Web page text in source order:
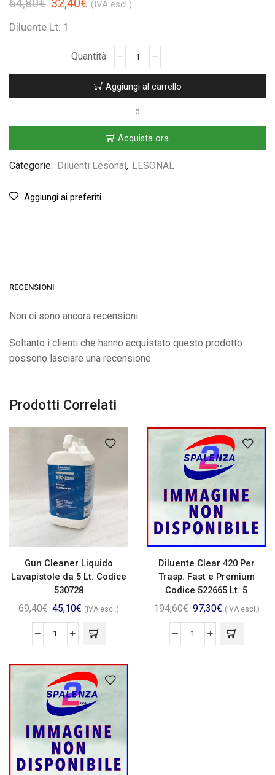
64,80€ 32,40€ (IVA escl.)
Diluente Lt. 1
Aggiungi al carrello
O
Acquista ora
Categorie: Diluenti Lesonal, LESONAL
Aggiungi ai preferiti
RECENSIONI
Non ci sono ancora recensioni.
Soltanto i clienti che hanno acquistato questo prodotto
possono lasciare una recensione.
Prodotti Correlati
Gun Cleaner Liquido
Lavapistole da 5 Lt. Codice
530728
69,40€ 45,10€ (IVA escl.)
Diluente Clear 420 Per
Trasp. Fast e Premium
Codice 522665 Lt. 5
194,60€ 97,30€ (IVA escl.)